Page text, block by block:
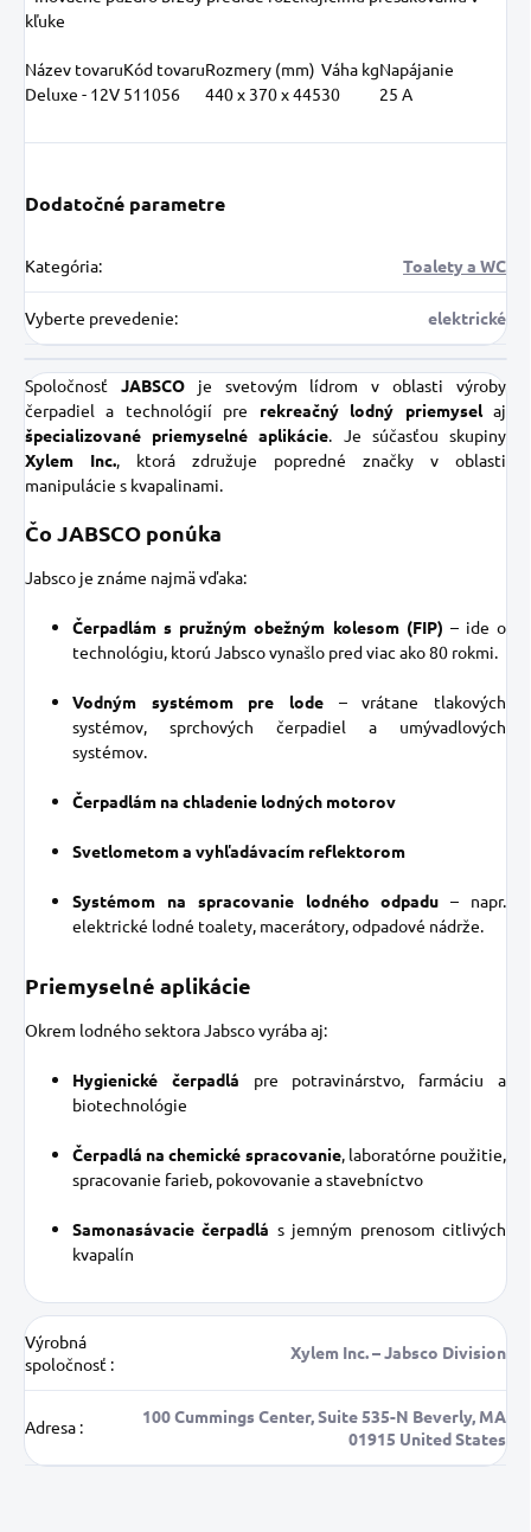
kľuke
Název tovaruKód tovaruRozmery (mm) Váha kgNapájanie
Deluxe - 12V 511056 440 x 370 x 44530 25 A
Dodatočné parametre
Kategória: Toalety a WC
Vyberte prevedenie: elektrické
Spoločnosť JABSCOje svetovým lídrom v oblasti výroby
čerpadiel a technológií pre rekreačný lodný priemyselaj
špecializované priemyselné aplikácie. Je súčasťou skupiny
Xylem Inc., ktorá združuje popredné značky v oblasti
manipulácie s kvapalinami.
Čo JABSCO ponúka
Jabsco je známe najmä vďaka:
Čerpadlám s pružným obežným kolesom (FIP) – ide o
technológiu, ktorú Jabsco vynašlo pred viac ako 80 rokmi.
Vodným systémom pre lode – vrátane tlakových
systémov, sprchových čerpadiel a umývadlových
systémov.
Čerpadlám na chladenie lodných motorov
Svetlometom a vyhľadávacím reflektorom
Systémom na spracovanie lodného odpadu – napr.
elektrické lodné toalety, macerátory, odpadové nádrže.
Priemyselné aplikácie
Okrem lodného sektora Jabsco vyrába aj:
Hygienické čerpadlá pre potravinárstvo, farmáciu a
biotechnológie
Čerpadlá na chemické spracovanie, laboratórne použitie,
spracovanie farieb, pokovovanie a stavebníctvo
Samonasávacie čerpadlá s jemným prenosom citlivých
kvapalín
Výrobná
spoločnosť :
Xylem Inc. – Jabsco Division
Adresa :
100 Cummings Center, Suite 535-N Beverly, MA
01915 United States